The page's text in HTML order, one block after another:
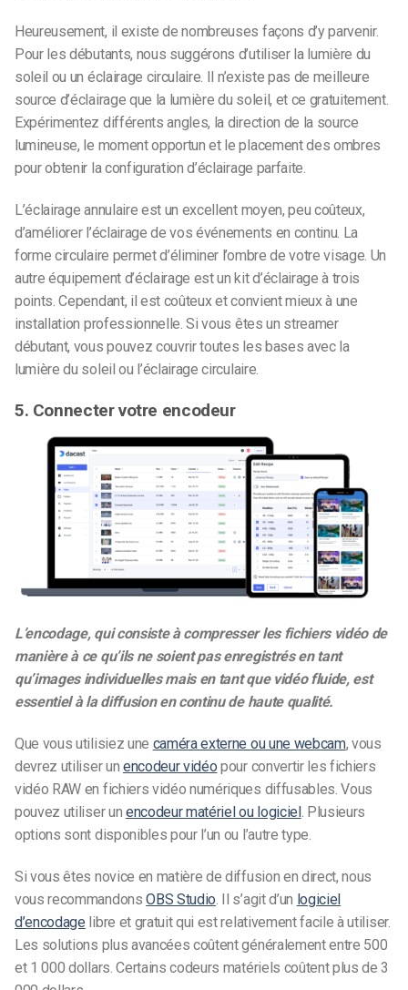
Heureusement, il existe de nombreuses façons d’y parvenir.
Pour les débutants, nous suggérons d’utiliser la lumière du
soleil ou un éclairage circulaire. Il n’existe pas de meilleure
source d’éclairage que la lumière du soleil, et ce gratuitement.
Expérimentez différents angles, la direction de la source
lumineuse, le moment opportun et le placement des ombres
pour obtenir la configuration d’éclairage parfaite.
L’éclairage annulaire est un excellent moyen, peu coûteux,
d’améliorer l’éclairage de vos événements en continu. La
forme circulaire permet d’éliminer l’ombre de votre visage. Un
autre équipement d’éclairage est un kit d’éclairage à trois
points. Cependant, il est coûteux et convient mieux à une
installation professionnelle. Si vous êtes un streamer
débutant, vous pouvez couvrir toutes les bases avec la
lumière du soleil ou l’éclairage circulaire.
5. Connecter votre encodeur
L’encodage, qui consiste à compresser les fichiers vidéo de
manière à ce qu’ils ne soient pas enregistrés en tant
qu’images individuelles mais en tant que vidéo fluide, est
essentiel à la diffusion en continu de haute qualité.
Que vous utilisiez une caméra externe ou une webcam, vous
devrez utiliser un encodeur vidéo pour convertir les fichiers
vidéo RAW en fichiers vidéo numériques diffusables. Vous
pouvez utiliser un encodeur matériel ou logiciel. Plusieurs
options sont disponibles pour l’un ou l’autre type.
Si vous êtes novice en matière de diffusion en direct, nous
vous recommandonsOBS Studio . Il s’agit d’un logiciel
d’encodage libre et gratuit qui est relativement facile à utiliser.
Les solutions plus avancées coûtent généralement entre 500
et 1 000 dollars. Certains codeurs matériels coûtent plus de 3